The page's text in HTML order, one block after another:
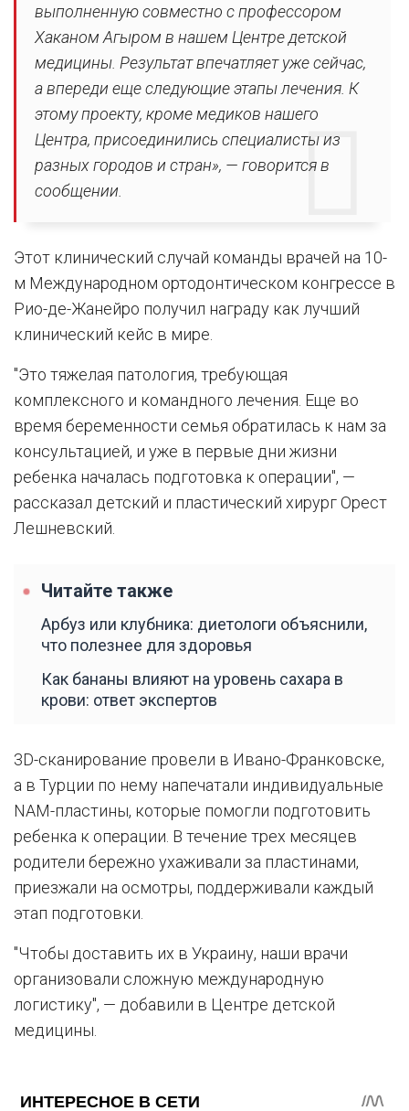
выполненную совместно с профессором
Хаканом Агыром в нашем Центре детской
медицины. Результат впечатляет уже сейчас,
а впереди еще следующие этапы лечения. К
этому проекту, кроме медиков нашего
Центра, присоединились специалисты из
разных городов и стран», — говорится в
сообщении.
Этот клинический случай команды врачей на 10-
м Международном ортодонтическом конгрессе в
Рио-де-Жанейро получил награду как лучший
клинический кейс в мире.
"Это тяжелая патология, требующая
комплексного и командного лечения. Еще во
время беременности семья обратилась к нам за
консультацией, и уже в первые дни жизни
ребенка началась подготовка к операции", —
рассказал детский и пластический хирург Орест
Лешневский.
Читайте также
Арбуз или клубника: диетологи объяснили,
что полезнее для здоровья
Как бананы влияют на уровень сахара в
крови: ответ экспертов
3D-сканирование провели в Ивано-Франковске,
а в Турции по нему напечатали индивидуальные
NAM-пластины, которые помогли подготовить
ребенка к операции. В течение трех месяцев
родители бережно ухаживали за пластинами,
приезжали на осмотры, поддерживали каждый
этап подготовки.
"Чтобы доставить их в Украину, наши врачи
организовали сложную международную
логистику", — добавили в Центре детской
медицины.